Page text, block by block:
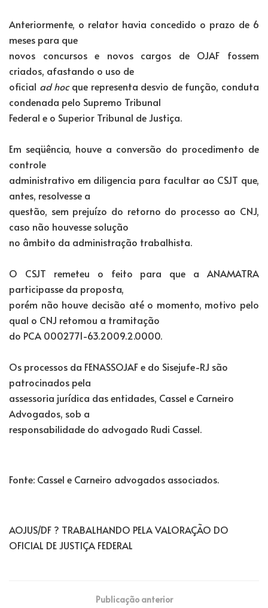
Anteriormente, o relator havia concedido o prazo de 6
meses para que
novos concursos e novos cargos de OJAF fossem
criados, afastando o uso de
oficial ad hoc que representa desvio de função, conduta
condenada pelo Supremo Tribunal
Federal e o Superior Tribunal de Justiça.
Em seqüência, houve a conversão do procedimento de
controle
administrativo em diligencia para facultar ao CSJT que,
antes, resolvesse a
questão, sem prejuízo do retorno do processo ao CNJ,
caso não houvesse solução
no âmbito da administração trabalhista.
O CSJT remeteu o feito para que a ANAMATRA
participasse da proposta,
porém não houve decisão até o momento, motivo pelo
qual o CNJ retomou a tramitação
do PCA 0002771-63.2009.2.0000.
Os processos da FENASSOJAF e do Sisejufe-RJ são
patrocinados pela
assessoria jurídica das entidades, Cassel e Carneiro
Advogados, sob a
responsabilidade do advogado Rudi Cassel.
Fonte: Cassel e Carneiro advogados associados.
AOJUS/DF ? TRABALHANDO PELA VALORAÇÃO DO
OFICIAL DE JUSTIÇA FEDERAL
Publicação anterior